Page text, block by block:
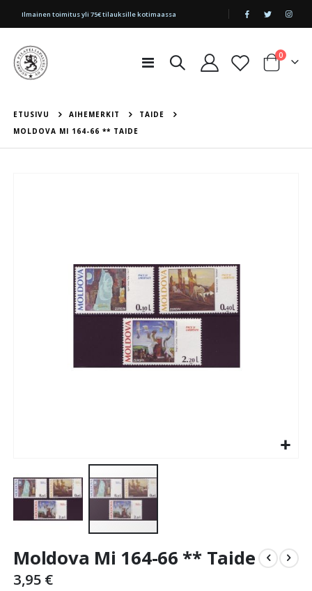
|
Ilmainen toimitus yli 75€ tilauksille kotimaassa
Toggle
Cart
0tuotetta
ETUSIVU AIHEMERKIT
TAIDE
MOLDOVA MI 164-66 ** TAIDE
to
beginning
Moldova Mi 164-66 ** Taide
3,95 €